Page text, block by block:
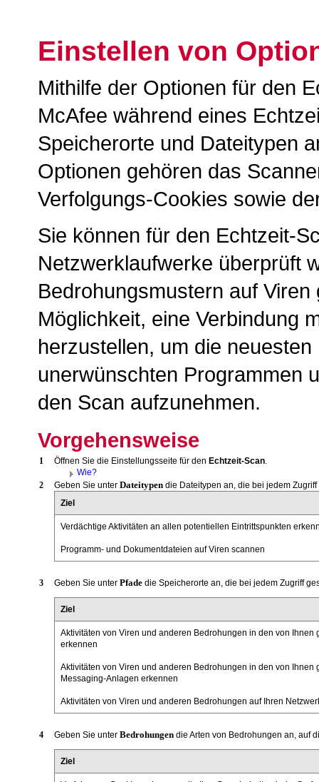
Einstellen von
Mithilfe der Optionen für den
McAfee während eines
Speicherorte und Dateitypen
Optionen gehören das
Verfolgungs-Cookies sowie
Sie können für den Echtzeit-
Netzwerklaufwerke überprüft
Bedrohungsmustern auf
Möglichkeit, eine Verbindung
herzustellen, um die
unerwünschten Programmen
den Scan aufzunehmen.
Vorgehensweise
1 Öffnen Sie die Einstellungsseite für denEchtzeit-Scan
Wie?
2
Geben Sie unterDateitypen die Dateitypen an, die bei jedem
Ziel
Verdächtige Aktivitäten an allen potentiellen Eintrittspunkten
Programm- und Dokumentdateien auf Viren scannen
3 Geben Sie unterPfade die Speicherorte an, die bei jedem Zugriff
Ziel
Aktivitäten von Viren und anderen Bedrohungen in den von
erkennen
Aktivitäten von Viren und anderen Bedrohungen in den von
Messaging-Anlagen erkennen
Aktivitäten von Viren und anderen Bedrohungen auf Ihren
4 Geben Sie unterBedrohungen die Arten von Bedrohungen an, auf
Ziel